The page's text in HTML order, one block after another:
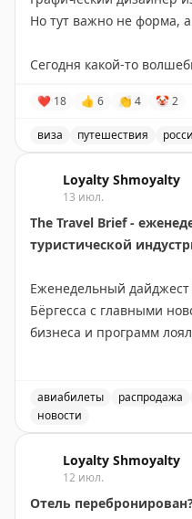
Но тут важно не форма,
Сегодня какой-то
Испания — 17 июля,
Франция — 23 июля,
Великобритания — 14
Пошёл дальше
Вопросы, запросы,
📲 @matrasssi
Stay tuned!
Подписаться на
❤ 18 👍 6 👏 4 🤡2
виза путешествия
Loyalty Shmoyalty
13 июл.
The Travel Brief -
туристической
Еженедельный дайджест
Бёргесса с главными
бизнеса и программ
easyJet продаёт свой
лаунж в Manchester
предлагает
Atlantic запустила
В программах
авиабилеты распродажа
новости
Loyalty Shmoyalty
12 июл.
Отель